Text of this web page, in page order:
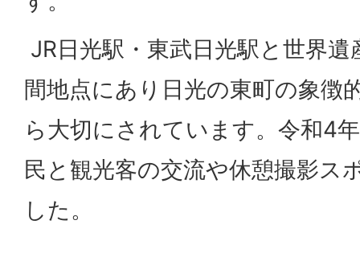
JR日光駅・東武日光駅と世界
間地点にあり日光の東町の象徴
ら大切にされています。令和4
民と観光客の交流や休憩撮影ス
した。